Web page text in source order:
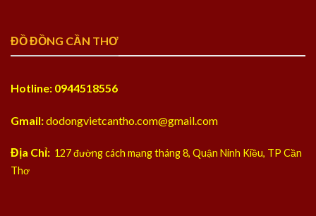
ĐỒ ĐỒNG CẦN THƠ
Hotline: 0944518556
Gmail:dodongvietcantho.com@gmail.com
Địa Chỉ: 127 đường cách mạng tháng 8, Quận Ninh Kiều, TP Cần
Thơ